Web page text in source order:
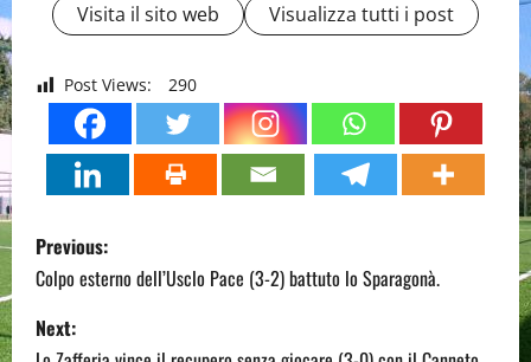
Visita il sito web Visualizza tutti i post
Post Views: 290
P
o
s
Previous:
Colpo esterno dell’Usclo Pace (3-2) battuto lo Sparagonà.
Next: